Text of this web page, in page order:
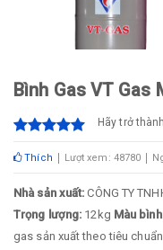
Bình Gas VT Gas
Hãy trở
Thích Lượt xem: 48780
Nhà sản xuất: CÔNG TY
Trọng lượng: 12kg Màu
gas sản xuất theo tiêu chuẩn